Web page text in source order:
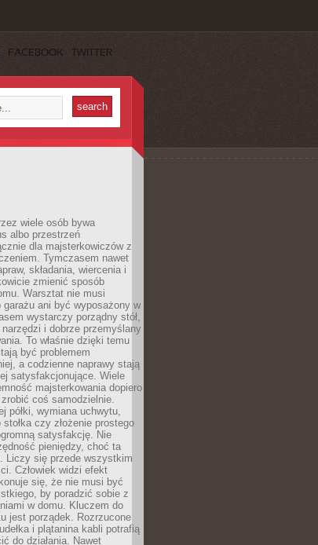
FACEBOOK TWITTER
wiele osób bywa
albo przestrzeń
dla majsterkowiczów z
Tymczasem nawet
składania, wiercenia i
zmienić sposób
Warsztat nie musi
garażu ani być wyposażony w
wystarczy porządny stół,
i dobrze przemyślany
To właśnie dzięki temu
być problemem
a codzienne naprawy stają
satysfakcjonujące. Wiele
majsterkowania dopiero
coś samodzielnie.
półki, wymiana uchwytu,
czy złożenie prostego
satysfakcję. Nie
pieniędzy, choć ta
Liczy się przede wszystkim
Człowiek widzi efekt
się, że nie musi być
by poradzić sobie z
w domu. Kluczem do
jest porządek. Rozrzucone
i plątanina kabli potrafią
do działania. Nawet